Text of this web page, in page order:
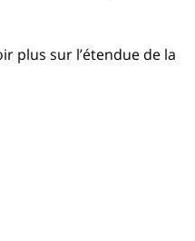
plus sur l’étendue de la